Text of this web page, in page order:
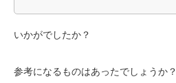
いかがでしたか？
参考になるものはあったでしょうか